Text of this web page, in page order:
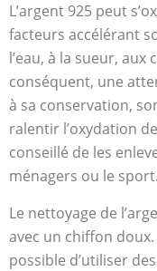
L’argent 925 peut
facteurs accélérant
l’eau, à la sueur,
conséquent, une
à sa conservation,
ralentir l’oxydation
conseillé de les
ménagers ou le sport.
Le nettoyage de
avec un chiffon
possible d’utiliser